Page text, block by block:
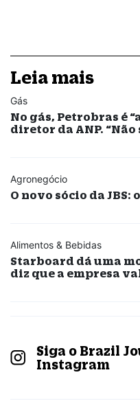
Leia mais
Gás
No gás, Petrobras é
diretor da ANP. “Não
Agronegócio
O novo sócio da
Alimentos & Bebidas
Starboard dá uma
diz que a empresa
Siga o Brazil
Instagram